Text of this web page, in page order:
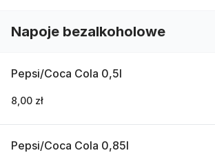
Napoje bezalkoholowe
Pepsi/Coca Cola 0,5l
8,00 zł
Pepsi/Coca Cola 0,85l